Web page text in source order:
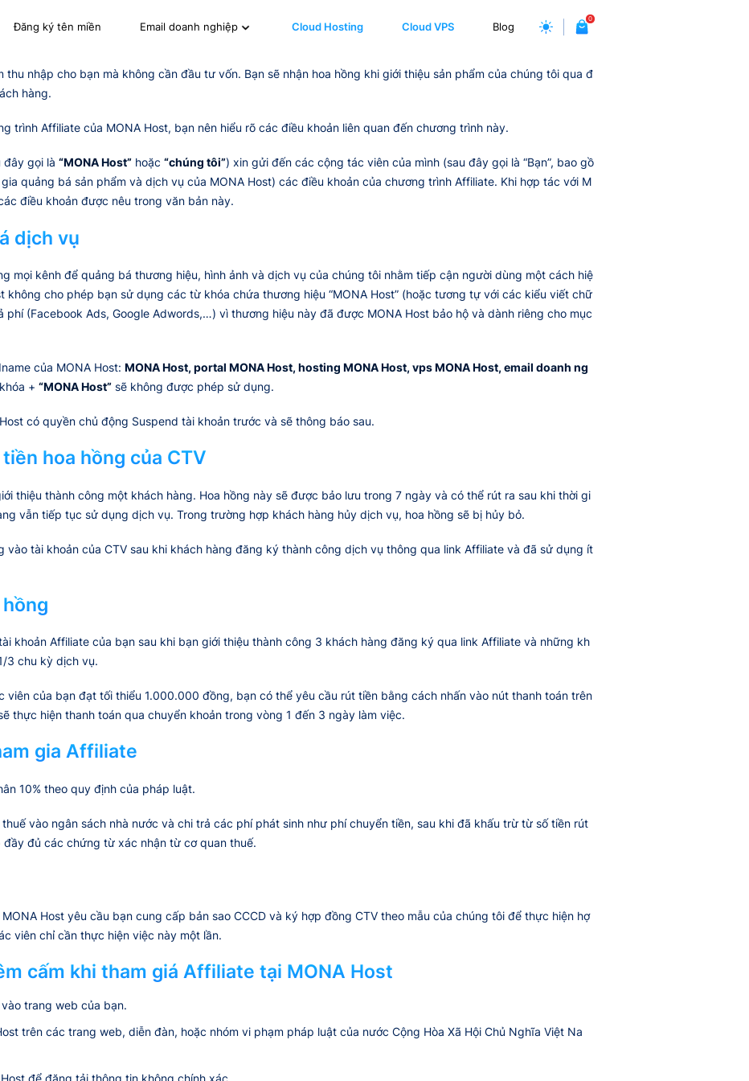
Đăng ký tên miền Email doanh nghiệp Cloud Hosting Cloud VPS Blog
0
thu nhập cho bạn mà không cần đầu tư vốn. Bạn sẽ nhận hoa hồng khi giới thiệu sản phẩm của chúng tôi qua đ
hàng.
trình Affiliate của MONA Host, bạn nên hiểu rõ các điều khoản liên quan đến chương trình này.
đây gọi là “MONA Host” hoặc “chúng tôi”) xin gửi đến các cộng tác viên của mình (sau đây gọi là “Bạn”, bao gồ
quảng bá sản phẩm và dịch vụ của MONA Host) các điều khoản của chương trình Affiliate. Khi hợp tác với M
điều khoản được nêu trong văn bản này.
dịch vụ
mọi kênh để quảng bá thương hiệu, hình ảnh và dịch vụ của chúng tôi nhằm tiếp cận người dùng một cách hiệ
không cho phép bạn sử dụng các từ khóa chứa thương hiệu “MONA Host” (hoặc tương tự với các kiểu viết chữ
(Facebook Ads, Google Adwords,…) vì thương hiệu này đã được MONA Host bảo hộ và dành riêng cho mục
của MONA Host: MONA Host, portal MONA Host, hosting MONA Host, vps MONA Host, email doanh ng
+ “MONA Host” sẽ không được phép sử dụng.
có quyền chủ động Suspend tài khoản trước và sẽ thông báo sau.
hoa hồng của CTV
thiệu thành công một khách hàng. Hoa hồng này sẽ được bảo lưu trong 7 ngày và có thể rút ra sau khi thời gi
vẫn tiếp tục sử dụng dịch vụ. Trong trường hợp khách hàng hủy dịch vụ, hoa hồng sẽ bị hủy bỏ.
vào tài khoản của CTV sau khi khách hàng đăng ký thành công dịch vụ thông qua link Affiliate và đã sử dụng ít
khoản Affiliate của bạn sau khi bạn giới thiệu thành công 3 khách hàng đăng ký qua link Affiliate và những kh
3 chu kỳ dịch vụ.
viên của bạn đạt tối thiểu 1.000.000 đồng, bạn có thể yêu cầu rút tiền bằng cách nhấn vào nút thanh toán trên
thực hiện thanh toán qua chuyển khoản trong vòng 1 đến 3 ngày làm việc.
gia Affiliate
10% theo quy định của pháp luật.
vào ngân sách nhà nước và chi trả các phí phát sinh như phí chuyển tiền, sau khi đã khấu trừ từ số tiền rút
đủ các chứng từ xác nhận từ cơ quan thuế.
Host yêu cầu bạn cung cấp bản sao CCCD và ký hợp đồng CTV theo mẫu của chúng tôi để thực hiện hợ
viên chỉ cần thực hiện việc này một lần.
cấm khi tham giá Affiliate tại MONA Host
trang web của bạn.
trên các trang web, diễn đàn, hoặc nhóm vi phạm pháp luật của nước Cộng Hòa Xã Hội Chủ Nghĩa Việt Na
để đăng tải thông tin không chính xác.